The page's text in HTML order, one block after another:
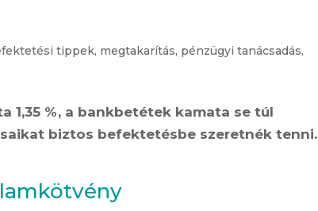
tippek, megtakarítás, pénzügyi tanácsadás,
1,35 %, a bankbetétek kamata se túl
biztos befektetésbe szeretnék tenni.